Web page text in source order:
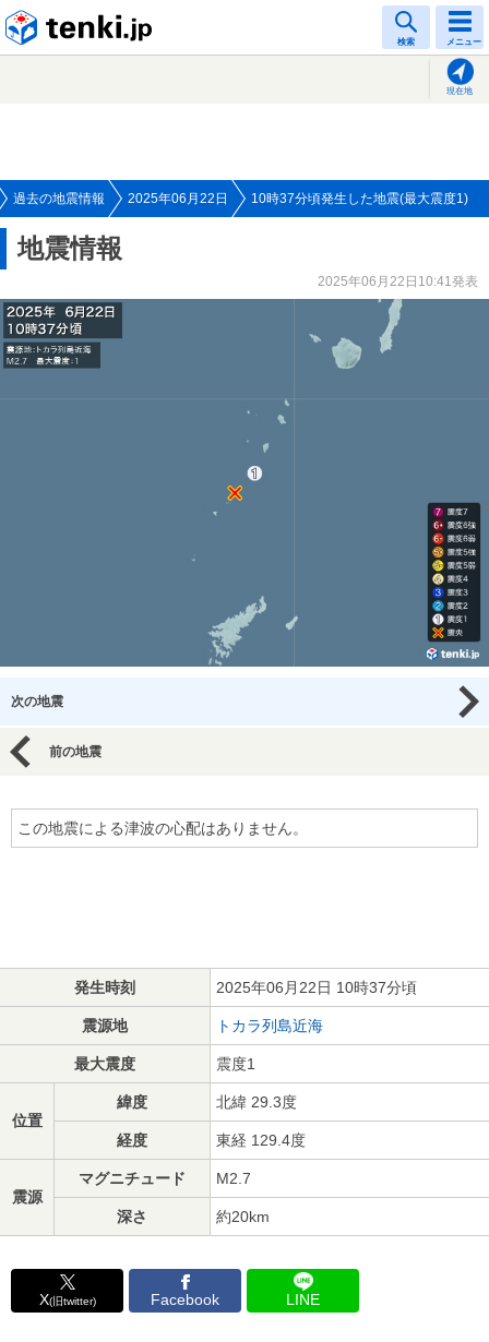
検索 メニュー
現在地
過去の地震情報 2025年06月22日 10時37分頃発生した地震(最大震度1)
地震情報
2025年06月22日10:41発表
次の地震
前の地震
この地震による津波の心配はありません。
発生時刻 2025年06月22日 10時37分頃
震源地 トカラ列島近海
最大震度 震度1
位置
緯度 北緯 29.3度
経度 東経 129.4度
震源
マグニチュード M2.7
深さ 約20km
X(旧twitter) Facebook LINE